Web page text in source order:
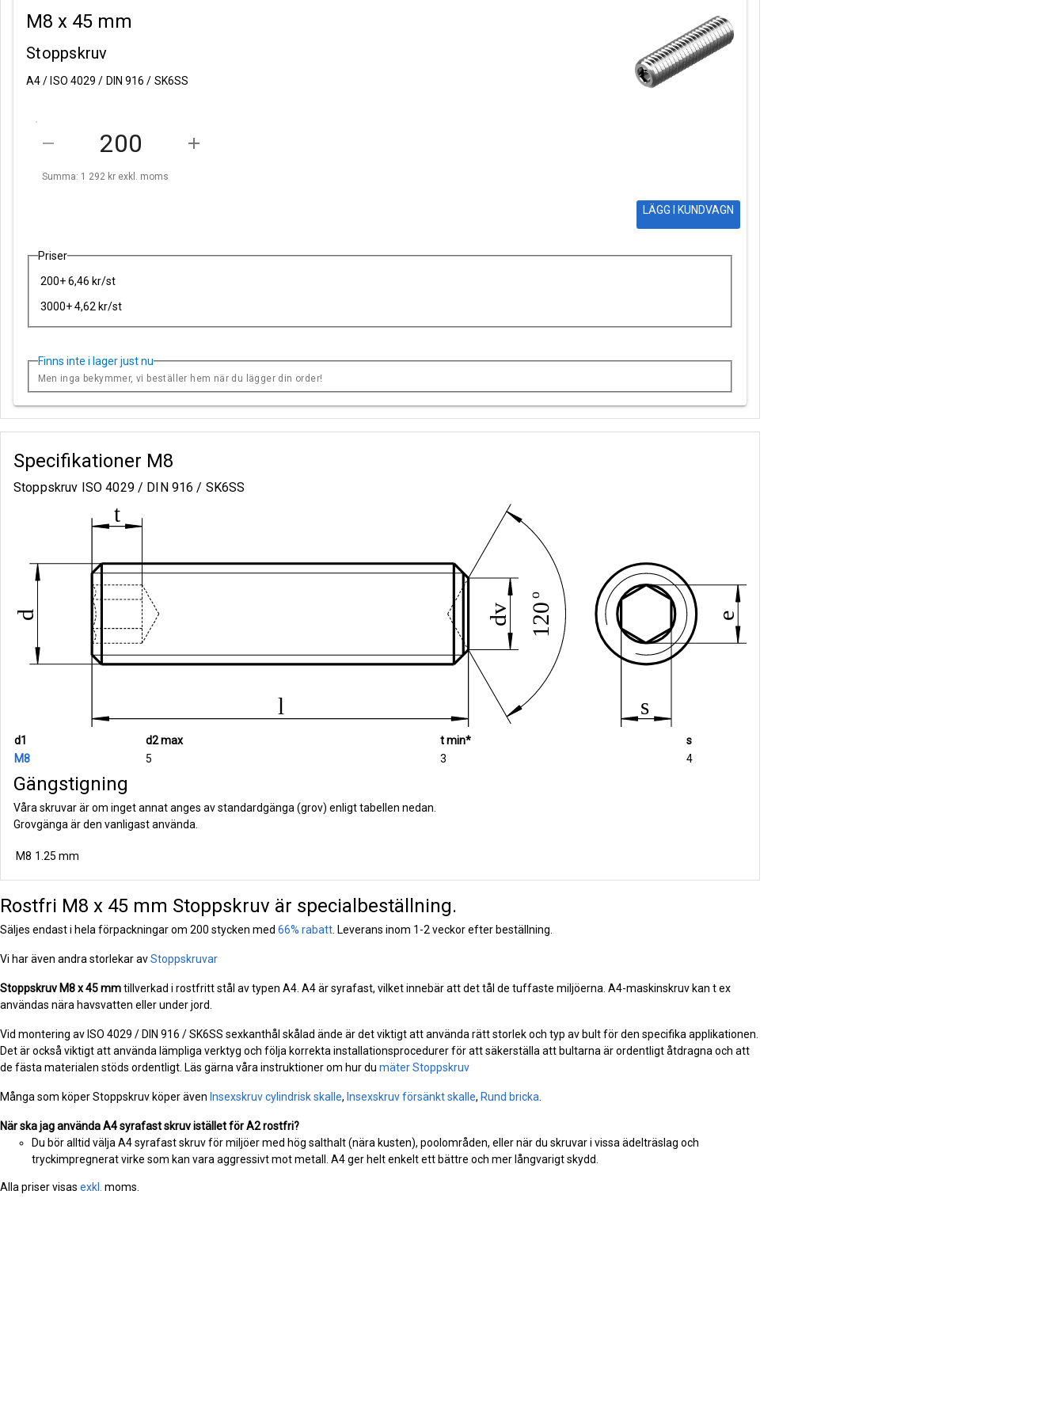
M8 x 45 mm
Stoppskruv
A4 / ISO 4029 / DIN 916 / SK6SS
remove add
Summa: 1 292 kr exkl. moms
LÄGG I KUNDVAGN
Priser
200+ 6,46 kr/st
3000+ 4,62 kr/st
Finns inte i lager just nu
Men inga bekymmer, vi beställer hem när du lägger din order!
Specifikationer M8
Stoppskruv ISO 4029 / DIN 916 / SK6SS
d1 d2 max t min*
s
M8
5 3 4
Gängstigning
Våra skruvar är om inget annat anges av standardgänga (grov) enligt tabellen nedan.
Grovgänga är den vanligast använda.
M8 1.25 mm
Rostfri M8 x 45 mm Stoppskruv är specialbeställning.
Säljes endast i hela förpackningar om 200 stycken med 66% rabatt . Leverans inom 1-2 veckor efter beställning.
Vi har även andra storlekar avStoppskruvar
Stoppskruv M8 x 45 mmtillverkad i rostfritt stål av typen A4. A4 är syrafast, vilket innebär att det tål de tuffaste miljöerna. A4-maskinskruv kan t ex
användas nära havsvatten eller under jord.
Vid montering av ISO 4029 / DIN 916 / SK6SS sexkanthål skålad ände är det viktigt att använda rätt storlek och typ av bult för den specifika applikationen.
Det är också viktigt att använda lämpliga verktyg och följa korrekta installationsprocedurer för att säkerställa att bultarna är ordentligt åtdragna och att
de fästa materialen stöds ordentligt. Läs gärna våra instruktioner om hur du mäter Stoppskruv
Många som köper Stoppskruv köper även Insexskruv cylindrisk skalle, Insexskruv försänkt skalle, Rund bricka
När ska jag använda A4 syrafast skruv istället för A2 rostfri?
Du bör alltid välja A4 syrafast skruv för miljöer med hög salthalt (nära kusten), poolområden, eller när du skruvar i vissa ädelträslag och
tryckimpregnerat virke som kan vara aggressivt mot metall. A4 ger helt enkelt ett bättre och mer långvarigt skydd.
Alla priser visas exkl. moms.